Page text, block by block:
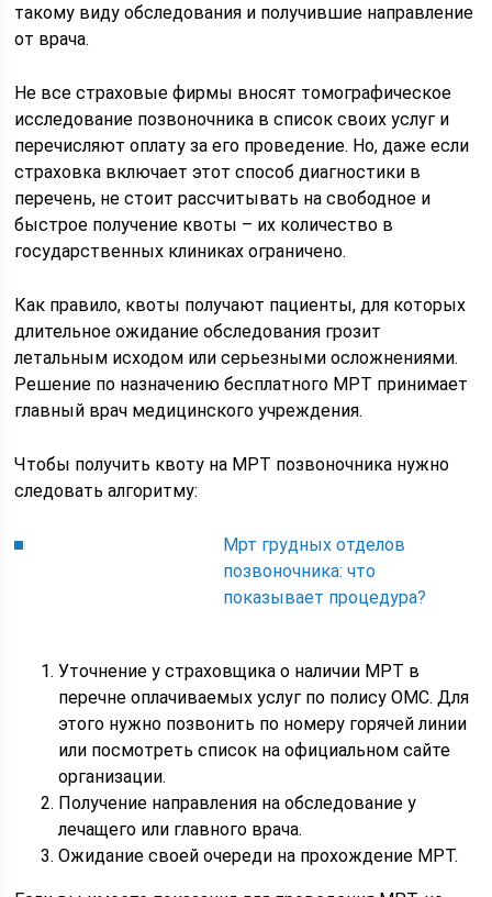
такому виду обследования и получившие направление
от врача.
Не все страховые фирмы вносят томографическое
исследование позвоночника в список своих услуг и
перечисляют оплату за его проведение. Но, даже если
страховка включает этот способ диагностики в
перечень, не стоит рассчитывать на свободное и
быстрое получение квоты – их количество в
государственных клиниках ограничено.
Как правило, квоты получают пациенты, для которых
длительное ожидание обследования грозит
летальным исходом или серьезными осложнениями.
Решение по назначению бесплатного МРТ принимает
главный врач медицинского учреждения.
Чтобы получить квоту на МРТ позвоночника нужно
следовать алгоритму:
Мрт грудных отделов
позвоночника: что
показывает процедура?
Уточнение у страховщика о наличии МРТ в
перечне оплачиваемых услуг по полису ОМС. Для
этого нужно позвонить по номеру горячей линии
или посмотреть список на официальном сайте
организации.
Получение направления на обследование у
лечащего или главного врача.
Ожидание своей очереди на прохождение МРТ.